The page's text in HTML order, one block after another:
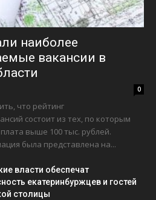
наиболее
вакансии в
0
что рейтинг
состоит из тех, по которым
выше 100 тыс. рублей.
была представлена на...
власти обеспечат
екатеринбуржцев и гостей
столицы